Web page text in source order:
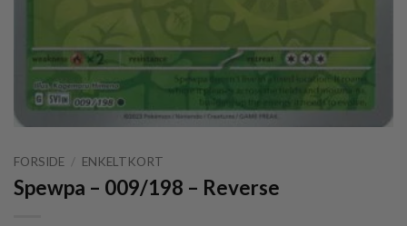
FORSIDE / ENKELTKORT
Spewpa – 009/198 – Reverse